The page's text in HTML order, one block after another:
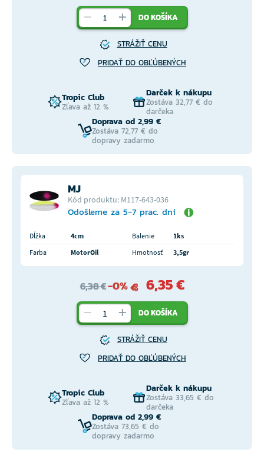
DO KOŠÍKA
STRÁŽIŤ CENU
PRIDAŤ DO OBĽÚBENÝCH
Tropic Club
Zľava až 12 %
Darček k nákupu
Zostáva 32,77 € do
darčeka
Doprava od 2,99 €
Zostáva 72,77 € do
dopravy zadarmo
MJ
Kód produktu: M117-643-036
Odošleme za 5-7 prac. dní
Dĺžka 4cm Balenie
1ks
Farba
MotorOil Hmotnosť 3,5gr
6,38 €-0% 6,35 €
DO KOŠÍKA
STRÁŽIŤ CENU
PRIDAŤ DO OBĽÚBENÝCH
Tropic Club
Zľava až 12 %
Darček k nákupu
Zostáva 33,65 € do
darčeka
Doprava od 2,99 €
Zostáva 73,65 € do
dopravy zadarmo